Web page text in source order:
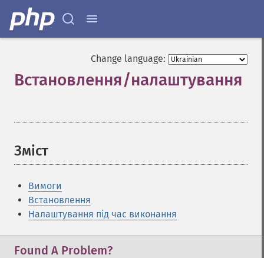
Change language:
Встановлення/налаштування
Зміст
Вимоги
Встановлення
Налаштування під час виконання
Found A Problem?